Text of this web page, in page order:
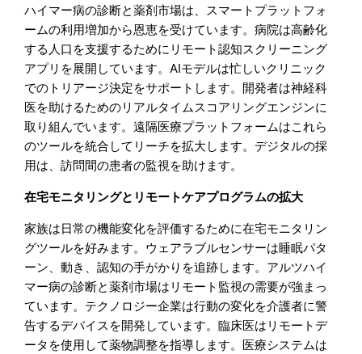
ハイマー病の診断と薬剤市場は、スマートプラットフォ
ームの利用増加から恩恵を受けています。病院は高齢化
する人口を支援するためにリモート認知スクリーニング
アプリを展開しています。AIモデルは忙しいクリニック
でのトリアージ決定をサポートします。開発者は神経科
医を助けるためのリアルタイムスコアリングエンジンに
取り組んでいます。遠隔医療プラットフォームはこれら
のツールを統合してリーチを拡大します。デジタルの採
用は、訪問間の患者の監視を助けます。
在宅モニタリングとリモートケアプログラムの拡大
家族は日常の機能変化を評価するために在宅モニタリン
グツールを好みます。ウェアラブルセンサーは睡眠パタ
ーン、動き、認知の手がかりを追跡します。アルツハイ
マー病の診断と薬剤市場はリモート監視の需要が強まっ
ています。テクノロジー企業は行動の変化を介護者に警
告するデバイスを開発しています。臨床医はリモートデ
ータを使用して薬物調整を指導します。医療システムは